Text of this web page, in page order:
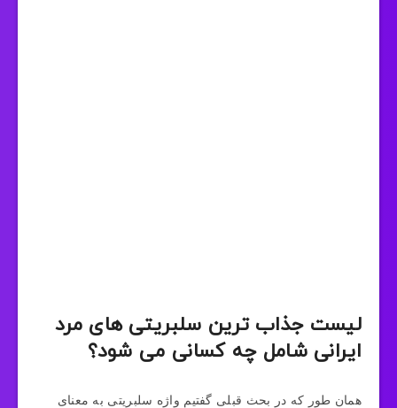
لیست جذاب ترین سلبریتی های مرد
ایرانی شامل چه کسانی می شود؟
همان طور که در بحث قبلی گفتیم واژه سلبریتی به معنای